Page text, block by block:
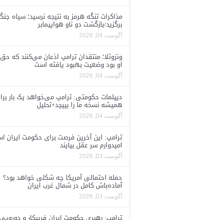
مذاکرات تنگه هرمز به نتیجه نرسید؛ سپاه
برگزید/بازگشت دو ناو هواپیمابر
آگوست 04, 2026
ونزوئلا؛ منتقدان ترامپ اذعان می‌کنند که حق
او بود وضعیت بهبود یافته است
آگوست 04, 2026
دیپلمات حکومتی: ترامپ می‌خواهد یک بار
همیشه نسخه ما را بپیچد+تحلیل
آگوست 04, 2026
ترامپ: این آخرین فرصت برای حکومت ایران
امیدوارم سر عقل بیایند
آگوست 03, 2026
حمله احتمالی آمریکا چه شکلی خواهد بود؟
آماده‌باش کامل در شمال غرب ایران
آگوست 03, 2026